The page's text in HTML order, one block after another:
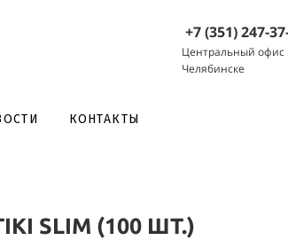
+7 (351)247-
Центральный офис
Челябинске
КОНТАКТЫ
SLIM (100 ШТ.)